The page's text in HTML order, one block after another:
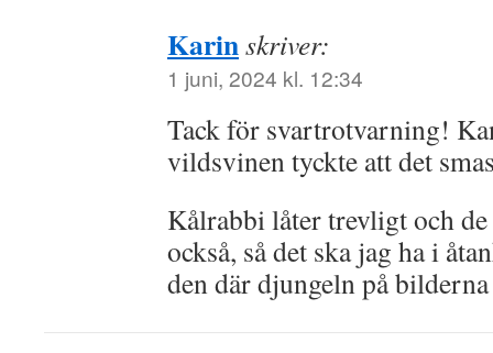
Karinskriver:
1 juni, 2024 kl. 12:34
Tack för svartrotvarning!
vildsvinen tyckte att det
Kålrabbi låter trevligt och
också, så det ska jag ha i
den där djungeln på